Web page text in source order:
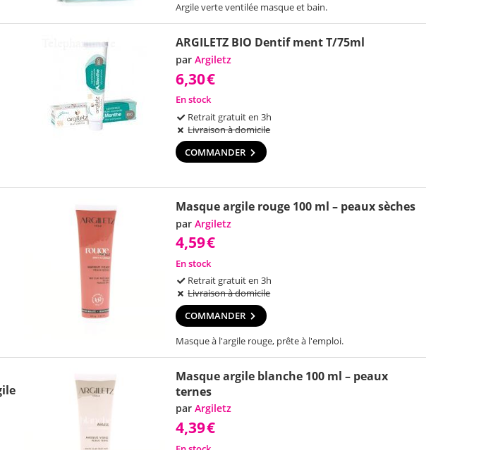
Argile verte ventilée masque et bain.
ARGILETZ BIO Dentif ment T/75ml
par Argiletz
6,30€
En stock
Retrait gratuit en 3h
Livraison à domicile
COMMANDER
Masque argile rouge 100 ml – peaux sèches
par Argiletz
4,59€
En stock
Retrait gratuit en 3h
Livraison à domicile
COMMANDER
Masque à l'argile rouge, prête à l'emploi.
Masque argile blanche 100 ml – peaux
ternes
par Argiletz
4,39€